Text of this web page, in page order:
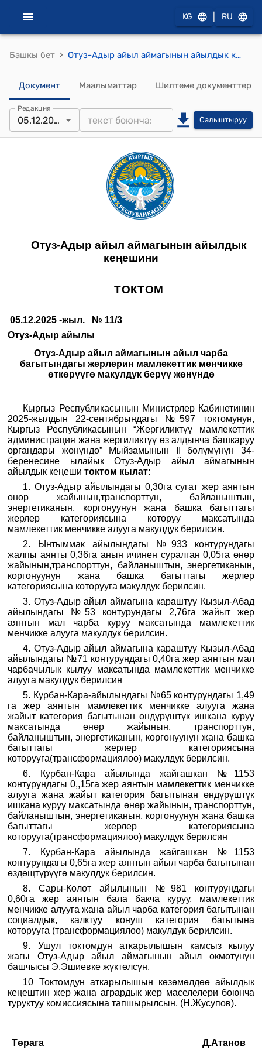
KG RU
Башкы бет › Отуз-Адыр айыл аймагынын айылдык кеңешинин 05.12.2025 №11/3 Отуз-Адыр айыл аймагынын айыл чарба багытындагы жерлерин мамлекеттик менчикке өткөрүүгө макулдук берүү жөнүндө токтому
Документ Маалыматтар Шилтеме документтер
Редакция
05.12.2025 Салыштыруу